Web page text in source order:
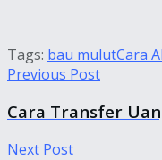
Tags: bau mulutCara
Previous Post
Cara Transfer
Next Post